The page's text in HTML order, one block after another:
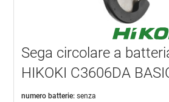
Sega circolare a
HIKOKI C3606DA
numero batterie: senza